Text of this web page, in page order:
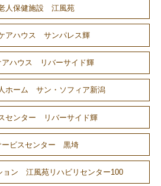
人保健施設 江風苑
アハウス サンパレス輝
アハウス リバーサイド輝
ホーム サン・ソフィア新潟
センター リバーサイド輝
ービスセンター 黒埼
ョン 江風苑リハビリセンター100